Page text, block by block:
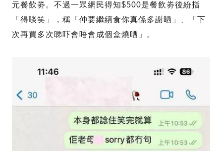
元餐飲劵。不過一眾網民得知$500是餐飲劵後紛指
「得啖笑」，稱「仲要繼續食你真係多謝晒」、「下
次再買多次睇吓會唔會成個盒燒晒」。